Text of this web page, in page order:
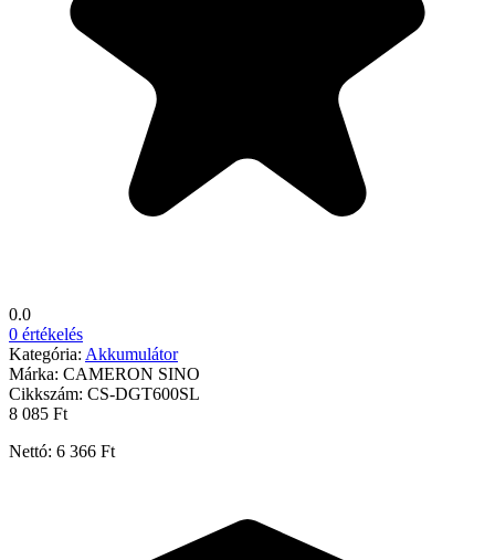
0.0
0 értékelés
Kategória: Akkumulátor
Márka: CAMERON SINO
Cikkszám: CS-DGT600SL
8 085 Ft
Nettó: 6 366 Ft